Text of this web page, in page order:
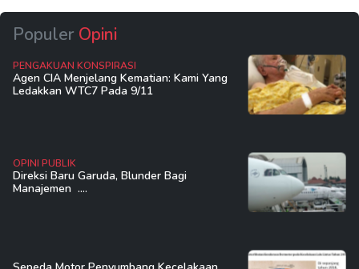
Populer Opini
PENGAKUAN KONSPIRASI
Agen CIA Menjelang Kematian: Kami Yang
Ledakkan WTC7 Pada 9/11
OPINI PUBLIK
Direksi Baru Garuda, Blunder Bagi
Manajemen ....